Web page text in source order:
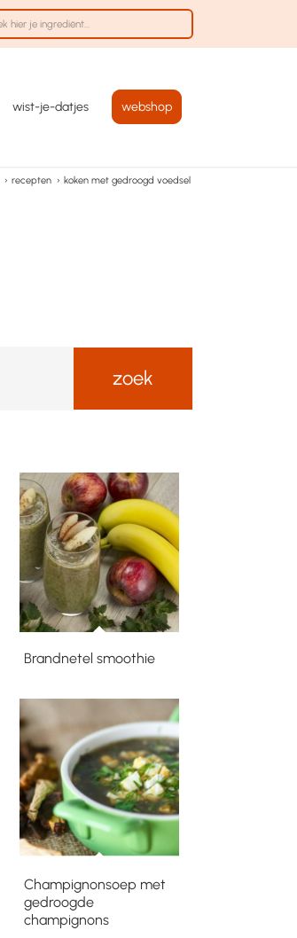
wist-je-datjes webshop
› recepten › koken met gedroogd voedsel
Brandnetel smoothie
Champignonsoep met
gedroogde
champignons